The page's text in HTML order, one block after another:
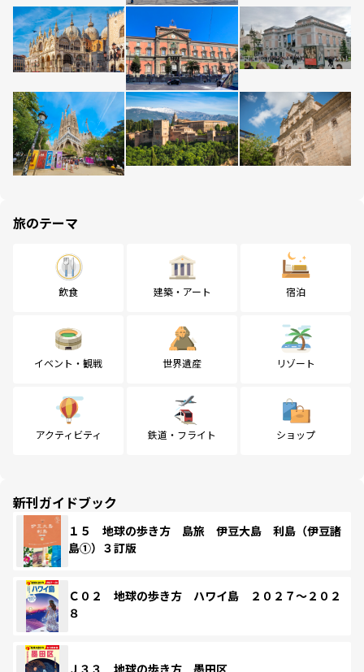
旅のテーマ
飲食 建築・アート 宿泊
イベント・観戦 世界遺産 リゾート
アクティビティ 鉄道・フライト ショップ
新刊ガイドブック
１５ 地球の歩き方 島旅 伊豆大島 利島（伊豆諸
島①）３訂版
Ｃ０２ 地球の歩き方 ハワイ島 ２０２７～２０２
８